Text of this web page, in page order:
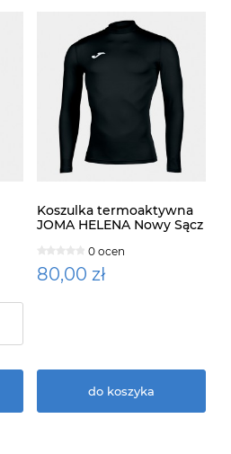
Koszulka termoaktywna
JOMA HELENA Nowy Sącz
0 ocen
80,00 zł
do koszyka